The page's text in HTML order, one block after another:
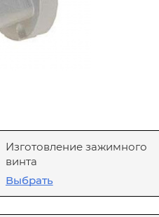
Изготовление зажимного
винта
Выбрать